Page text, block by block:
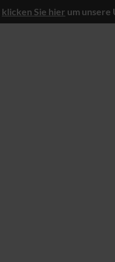
klicken Sie hier um unsere